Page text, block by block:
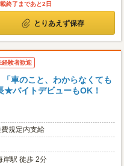
終了まであと2日
とりあえず保存
経験者歓迎
「車のこと、わからなくても
★バイトデビューもOK！
規定内支給
岸駅 徒歩 2分